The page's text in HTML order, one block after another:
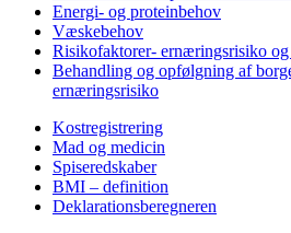
Energi- og proteinbehov
Væskebehov
Risikofaktorer- ernæringsrisiko
Behandling og opfølgning af
ernæringsrisiko
Kostregistrering
Mad og medicin
Spiseredskaber
BMI – definition
Deklarationsberegneren